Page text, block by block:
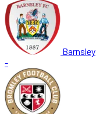
Barnsley
-